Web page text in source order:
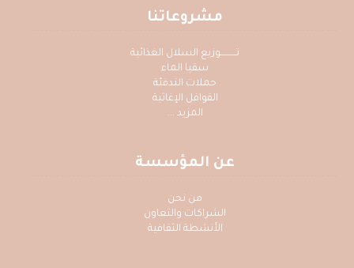
مشروعاتنا
تــــــــــوزيع السلال الغذائية
سقيا الماء
حملات التدفئة
القوافل الإغاثية
المزيد ...
عن المؤسسة
من نحن
الشراكات والتعاون
الأنشطة الثقافية